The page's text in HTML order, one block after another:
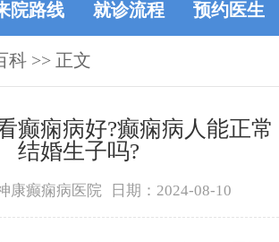
院路线 就诊流程 预约医生
科 >> 正文
癫痫病好?癫痫病人能正常
结婚生子吗?
康癫痫病医院 日期：2024-08-10